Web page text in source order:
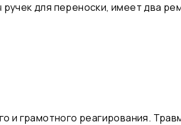
для переноски, имеет два
грамотного реагирования.